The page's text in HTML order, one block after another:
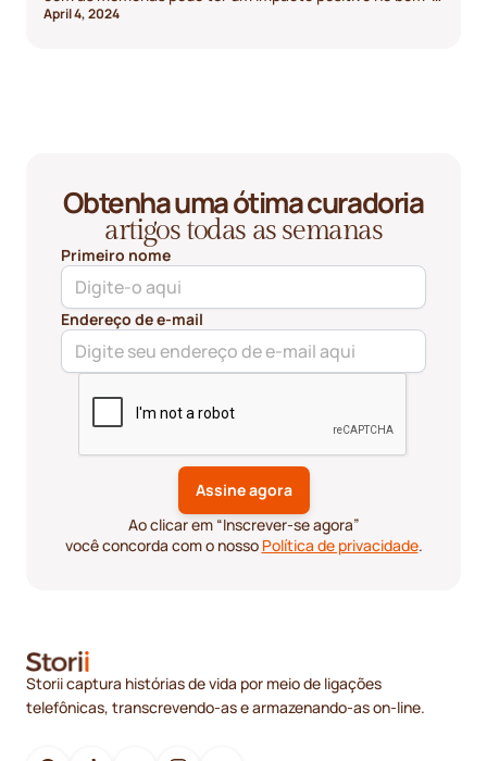
estar emocional.
April 4, 2024
Obtenha uma ótima curadoria
artigos todas as semanas
Primeiro nome
Endereço de e-mail
Ao clicar em “Inscrever-se agora”
você concorda com o nosso Política de privacidade.
Storii captura histórias de vida por meio de ligações
telefônicas, transcrevendo-as e armazenando-as on-line.